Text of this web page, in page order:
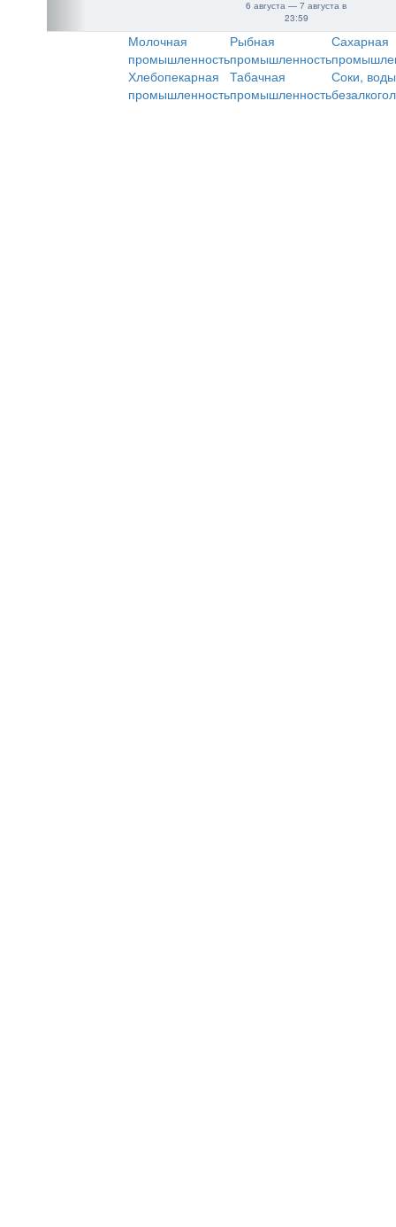
6 августа — 7 августа в
23:59
Молочная
промышленность
Рыбная
промышленность
Сахарная
Хлебопекарная
промышленность
Табачная
промышленность
Соки,